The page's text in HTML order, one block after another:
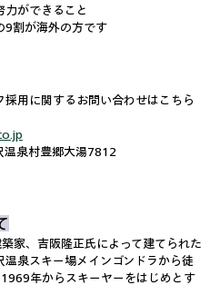
力ができること
9割が海外の方です
採用に関するお問い合わせはこちら
温泉村豊郷大湯7812
家、吉阪隆正氏によって建てられた
泉スキー場メインゴンドラから徒
年からスキーヤーをはじめとす